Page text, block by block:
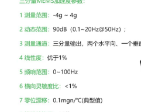
滤波器
倾角仪
高速隧道监测